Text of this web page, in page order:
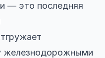
— это последняя
железнодорожными